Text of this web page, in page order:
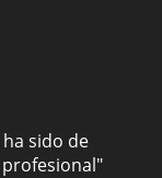
ha sido de